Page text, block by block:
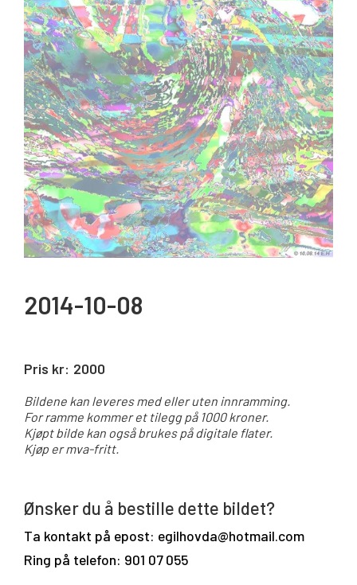
2014-10-08
Pris kr: 2000
Bildene kan leveres med eller uten innramming.
For ramme kommer et tilegg på 1000 kroner.
Kjøpt bilde kan også brukes på digitale flater.
Kjøp er mva-fritt.
Ønsker du å bestille dette bildet?
Ta kontakt på epost: egilhovda@hotmail.com
Ring på telefon: 901 07 055